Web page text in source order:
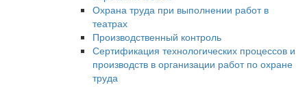
Охрана труда при выполнении работ в
театрах
Производственный контроль
Сертификация технологических процессов и
производств в организации работ по охране
труда